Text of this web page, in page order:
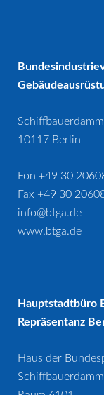
10117 Berlin
Fon +49 30
Fax +49 30
info@btga.de
www.btga.de
Hauptstadtbüro
Repräsentanz
Haus der